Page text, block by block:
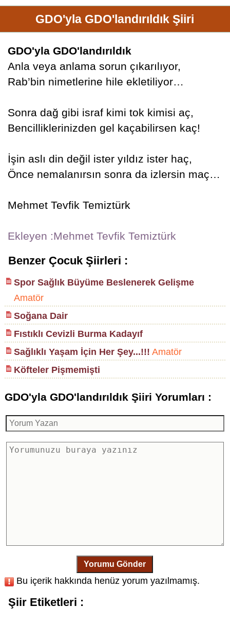
GDO'yla GDO'landırıldık Şiiri
GDO'yla GDO'landırıldık
Anla veya anlama sorun çıkarılıyor,
Rab’bin nimetlerine hile ekletiliyor…
Sonra dağ gibi israf kimi tok kimisi aç,
Bencilliklerinizden gel kaçabilirsen kaç!
İşin aslı din değil ister yıldız ister haç,
Önce nemalanırsın sonra da izlersin maç…
Mehmet Tevfik Temiztürk
Ekleyen :Mehmet Tevfik Temiztürk
Benzer Çocuk Şiirleri :
Spor Sağlık Büyüme Beslenerek Gelişme
Amatör
Soğana Dair
Fıstıklı Cevizli Burma Kadayıf
Sağlıklı Yaşam İçin Her Şey...!!! Amatör
Köfteler Pişmemişti
GDO'yla GDO'landırıldık Şiiri Yorumları :
Yorumu Gönder
Bu içerik hakkında henüz yorum yazılmamış.
Şiir Etiketleri :